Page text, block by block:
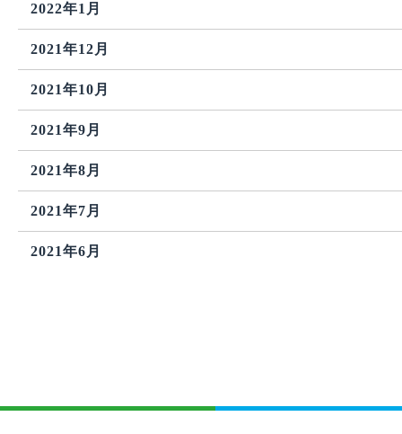
2022年1月
2021年12月
2021年10月
2021年9月
2021年8月
2021年7月
2021年6月